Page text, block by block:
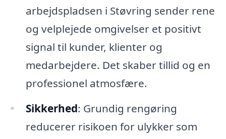
arbejdspladsen i Støvring sender rene
og velplejede omgivelser et positivt
signal til kunder, klienter og
medarbejdere. Det skaber tillid og en
professionel atmosfære.
Sikkerhed: Grundig rengøring
reducerer risikoen for ulykker som